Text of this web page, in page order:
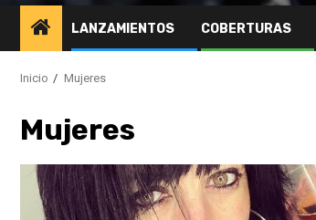
LANZAMIENTOS COBERTURAS
Inicio Mujeres
Mujeres